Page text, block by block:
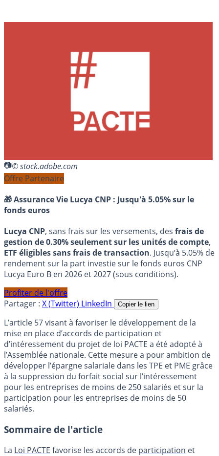
© stock.adobe.com
Offre Partenaire
🎁 Assurance Vie Lucya CNP : Jusqu'à 5.05% sur le
fonds euros
Lucya CNP, sans frais sur les versements, des frais de
gestion de 0.30% seulement sur les unités de compte,
ETF éligibles sans frais de transaction. Jusqu’à 5.05% de
rendement sur la part investie sur le fonds euros CNP
Lucya Euro B en 2026 et 2027 (sous conditions).
Profiter de l'offre
Partager : X (Twitter) LinkedIn Copier le lien
L’article 57 visant à favoriser le développement de la
mise en place d’accords de participation et
d’intéressement du projet de loi PACTE a été adopté à
l’Assemblée nationale. Cette mesure a pour ambition de
développer l’épargne salariale dans les TPE et PME grâce
à la suppression du forfait social sur l’intéressement
pour les entreprises de moins de 250 salariés et sur la
participation pour les entreprises de moins de 50
salariés.
Sommaire de l'article
La Loi PACTE favorise les accords de participation et